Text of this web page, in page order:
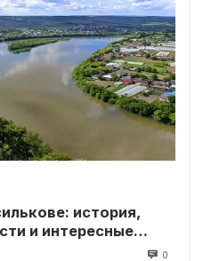
история,
и интересные
0